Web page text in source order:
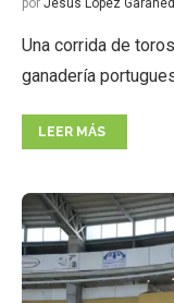
por Jesús López
Una corrida de
ganadería
LEER MÁS